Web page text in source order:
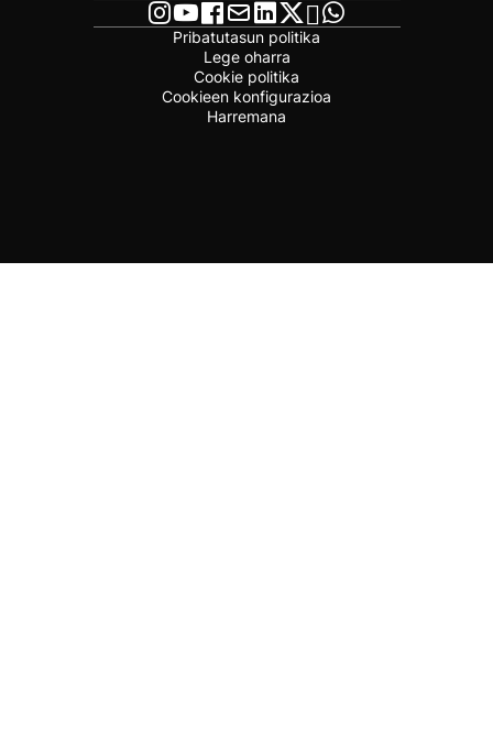
Pribatutasun politika
Lege oharra
Cookie politika
Cookieen konfigurazioa
Harremana